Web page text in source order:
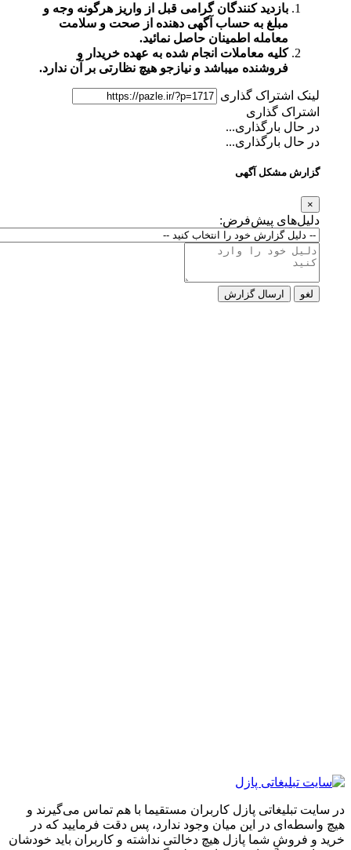
بازدید کنندگان گرامی قبل از واریز هرگونه وجه و
مبلغ به حساب آگهی دهنده از صحت و سلامت
معامله اطمینان حاصل نمائید.
کلیه معاملات انجام شده به عهده خریدار و
فروشنده میباشد و نیازجو هیچ نظارتی بر آن ندارد.
لینک اشتراک گذاری
اشتراک گذاری
در حال بارگذاری...
در حال بارگذاری...
گزارش مشکل آگهی
دلیل‌های پیش‌فرض:
ارسال گزارش
تبلیغاتی پازل کاربران مستقیما با هم تماس می‌گیرند و
در این میان وجود ندارد، پس دقت فرمایید که در
و فروشِ شما پازل هیچ دخالتی نداشته و کاربران باید خودشان